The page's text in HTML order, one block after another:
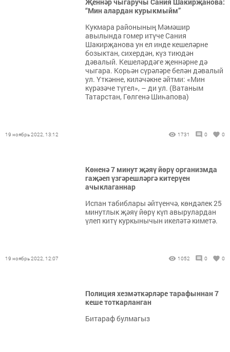
“Мин алардан курыкмыйм”
Кукмара районының Мәмәшир
авылында гомер итүче Сания
Шакирҗанова ун ел инде кешеләрне
бозыктан, сихердән, күз тиюдән
дәвалый. Кешеләрдәге җеннәрне дә
чыгара. Корьән сүрәләре белән дәвалый
ул. Үткәнне, киләчәкне әйтми: «Мин
күрәзәче түгел», – ди ул. (Ватаным
Татарстан, Гөлгенә Шиһапова)
19 ноябрь 2022, 13:12 1731 0 0
Көненә 7 минут җәяү йөрү организмда
гаҗәеп үзгәрешләргә китерүен
ачыклаганнар
Испан табиблары әйтүенчә, көндәлек 25
минутлык җәяү йөрү күп авырулардан
үлеп китү куркынычын икеләтә киметә.
19 ноябрь 2022, 12:07 1052 0 0
Полиция хезмәткәрләре тарафыннан 7
кеше тоткарланган
Битараф булмагыз